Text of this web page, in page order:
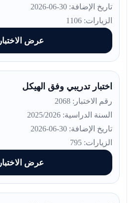
تاريخ الإضافة: 30-06-2026
الزيارات: 1106
عرض الاختبار
اختبار تدريبي وفق الهيكل
رقم الاختبار: 2068
السنة الدراسية: 2025/2026
تاريخ الإضافة: 30-06-2026
الزيارات: 795
عرض الاختبار